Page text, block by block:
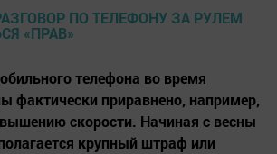
телефона во время
фактически приравнено, например,
скорости. Начиная с весны
крупный штраф или